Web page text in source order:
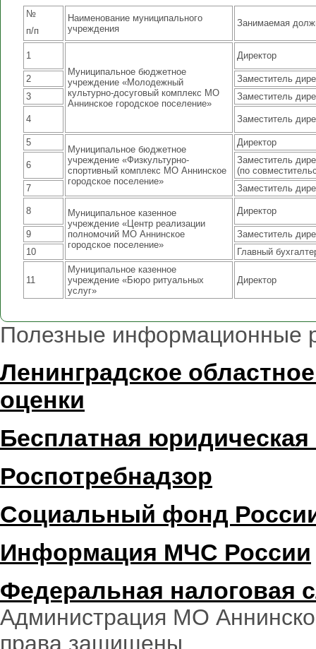
№
п/п
Наименование муниципального
учреждения
Занимаемая
1
Муниципальное бюджетное
учреждение «Молодежный
культурно-досуговый комплекс МО
Аннинское городское поселение»
Директор
2
Заместитель
3
Заместитель
4 Заместитель
5
Муниципальное бюджетное
учреждение «Физкультурно-
спортивный комплекс МО Аннинское
городское поселение»
Директор
6
Заместитель
(по
7
Заместитель
8
Муниципальное казенное
учреждение «Центр реализации
полномочий МО Аннинское
городское поселение»
Директор
9
Заместитель
10
Главный
11
Муниципальное казенное
учреждение «Бюро ритуальных
услуг»
Директор
Полезные информационные
Ленинградское
оценки
Бесплатная
Роспотребнадзор
Социальный фонд
Информация МЧС России
Федеральная налоговая
Администрация МО
права защищены